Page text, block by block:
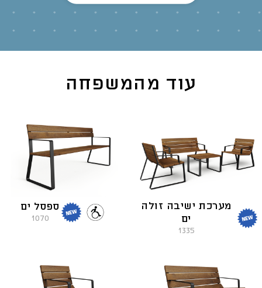
עוד מהמשפחה
מערכת ישיבה זולה
ים
1335
ספסל ים
1070